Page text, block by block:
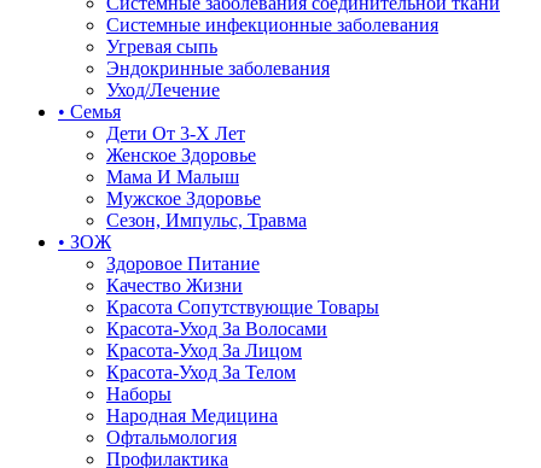
Системные инфекционные заболевания
Угревая сыпь
Эндокринные заболевания
Уход/Лечение
• Семья
Дети От 3-Х Лет
Женское Здоровье
Мама И Малыш
Мужское Здоровье
Сезон, Импульс, Травма
• ЗОЖ
Здоровое Питание
Качество Жизни
Красота Сопутствующие Товары
Красота-Уход За Волосами
Красота-Уход За Лицом
Красота-Уход За Телом
Наборы
Народная Медицина
Офтальмология
Профилактика